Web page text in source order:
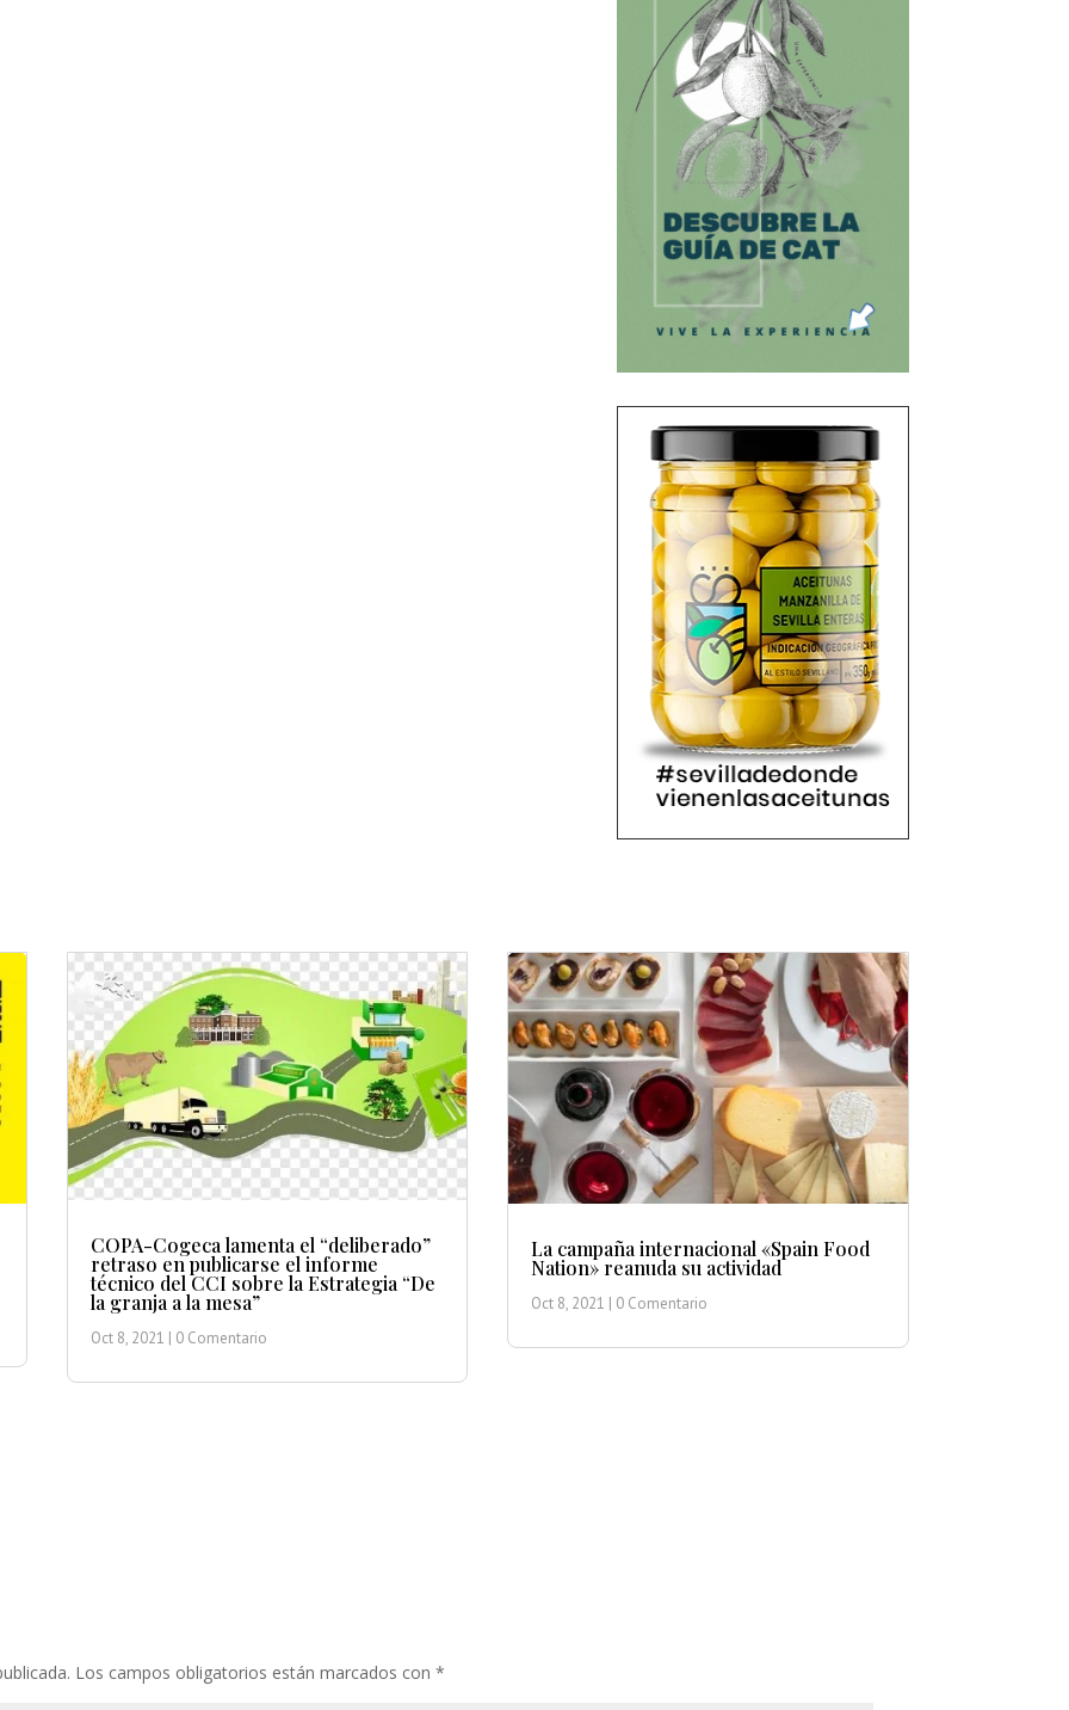
COPA-Cogeca lamenta el “deliberado”
retraso en publicarse el informe
técnico del CCI sobre la Estrategia “De
la granja a la mesa”
Oct 8, 2021 | 0 Comentario
La campaña internacional «Spain Food
Nation» reanuda su actividad
Oct 8, 2021 | 0 Comentario
Los campos obligatorios están marcados con*